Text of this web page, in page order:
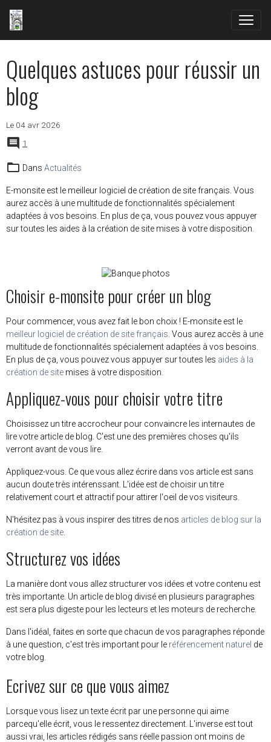
Quelques astuces pour réussir un
blog
Le 04 avr 2026
1
Dans Actualités
E-monsite est le meilleur logiciel de création de site français. Vous
aurez accès à une multitude de fonctionnalités spécialement
adaptées à vos besoins. En plus de ça, vous pouvez vous appuyer
sur toutes les aides à la création de site mises à votre disposition.
Choisir e-monsite pour créer un blog
Pour commencer, vous avez fait le bon choix ! E-monsite est le
meilleur logiciel de création de site français . Vous aurez accès à une
multitude de fonctionnalités spécialement adaptées à vos besoins.
En plus de ça, vous pouvez vous appuyer sur toutes les aides à la
création de site mises à votre disposition.
Appliquez-vous pour choisir votre titre
Choisissez un titre accrocheur pour convaincre les internautes de
lire votre article de blog. C'est une des premières choses qu'ils
verront avant de vous lire.
Appliquez-vous. Ce que vous allez écrire dans vos article est sans
aucun doute très intérenssant. L'idée est de choisir un titre
relativement court et attractif pour attirer l'oeil de vos visiteurs.
N'hésitez pas à vous inspirer des titres de nos articles de blog sur la
création de site
Structurez vos idées
La manière dont vous allez structurer vos idées et votre contenu est
très importante. Un article de blog divisé en plusieurs paragraphes
est sera plus digeste pour les lecteurs et les moteurs de recherche.
Dans l'idéal, faites en sorte que chacun de vos paragraphes réponde
à une question, c'est très important pour le référencement naturel de
votre blog.
Ecrivez sur ce que vous aimez
Lorsque vous lisez un texte écrit par une personne qui aime
parcequ'elle écrit, vous le ressentez directement. L'inverse est tout
aussi vrai, les articles rédigés sans réelle passion ont moins de